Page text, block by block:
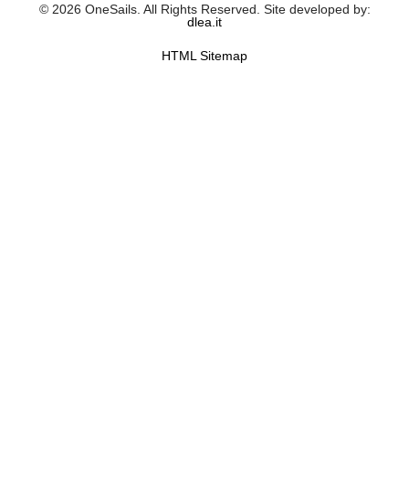
© 2026 OneSails. All Rights Reserved. Site developed by:
dlea.it
HTML Sitemap